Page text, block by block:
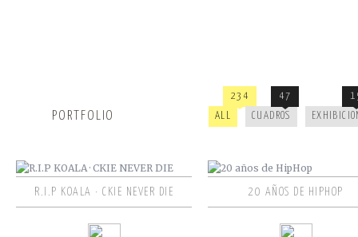
PORTFOLIO ALL
234
CUADROS
47
R.I.P KOALA · CKIE NEVER DIE 20 AÑOS DE HIPHOP